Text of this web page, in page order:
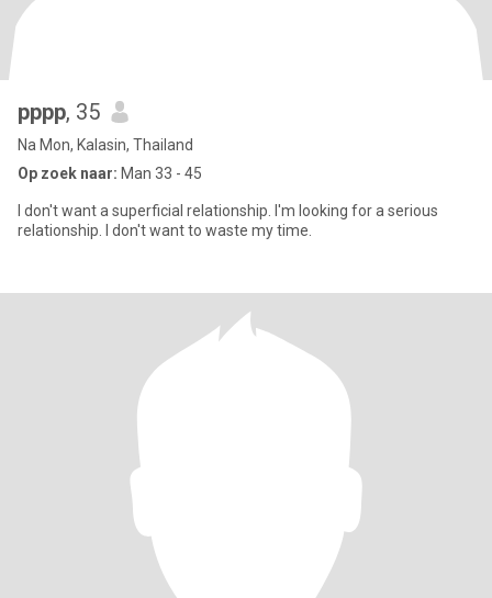
pppp, 35
Na Mon, Kalasin, Thailand
Op zoek naar: Man 33 - 45
I don't want a superficial relationship. I'm looking for a serious
relationship. I don't want to waste my time.